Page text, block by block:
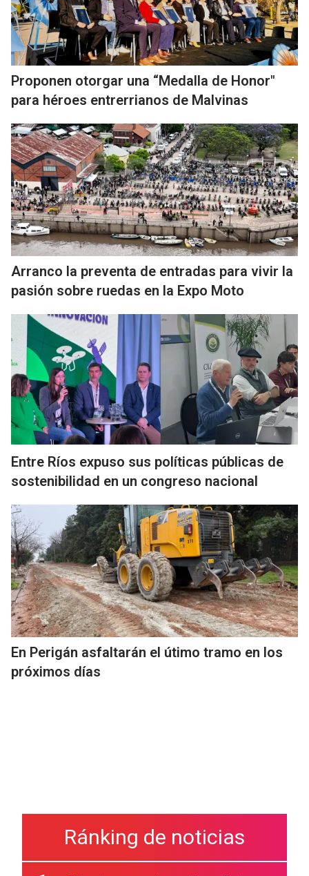
Proponen otorgar una “Medalla de Honor"
para héroes entrerrianos de Malvinas
Arranco la preventa de entradas para vivir la
pasión sobre ruedas en la Expo Moto
Entre Ríos expuso sus políticas públicas de
sostenibilidad en un congreso nacional
En Perigán asfaltarán el útimo tramo en los
próximos días
Ránking de noticias